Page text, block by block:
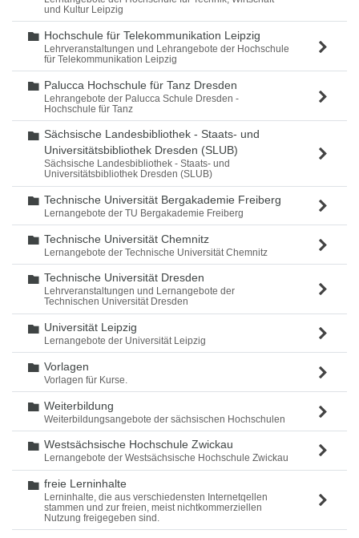
und Kultur Leipzig
Ordner
Hochschule für Telekommunikation Leipzig
Lehrveranstaltungen und Lehrangebote der Hochschule
für Telekommunikation Leipzig
Ordner
Palucca Hochschule für Tanz Dresden
Lehrangebote der Palucca Schule Dresden -
Hochschule für Tanz
Ordner
Sächsische Landesbibliothek - Staats- und
Universitätsbibliothek Dresden (SLUB)
Sächsische Landesbibliothek - Staats- und
Universitätsbibliothek Dresden (SLUB)
Ordner
Technische Universität Bergakademie Freiberg
Lernangebote der TU Bergakademie Freiberg
Ordner
Technische Universität Chemnitz
Lernangebote der Technische Universität Chemnitz
Ordner
Technische Universität Dresden
Lehrveranstaltungen und Lernangebote der
Technischen Universität Dresden
Ordner
Universität Leipzig
Lernangebote der Universität Leipzig
Ordner
Vorlagen
Vorlagen für Kurse.
Ordner
Weiterbildung
Weiterbildungsangebote der sächsischen Hochschulen
Ordner
Westsächsische Hochschule Zwickau
Lernangebote der Westsächsische Hochschule Zwickau
Ordner
freie Lerninhalte
Lerninhalte, die aus verschiedensten Internetqellen
stammen und zur freien, meist nichtkommerziellen
Nutzung freigegeben sind.